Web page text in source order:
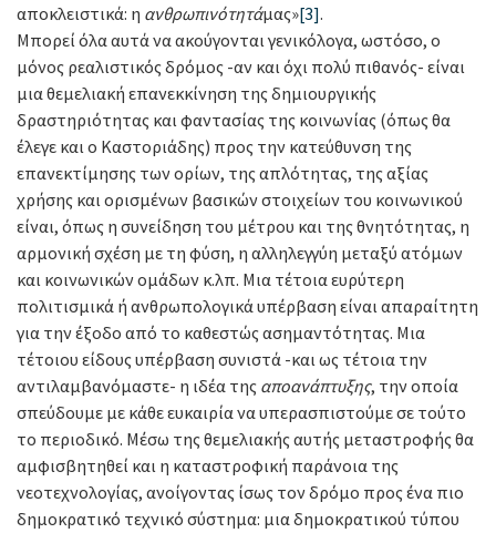
αποκλειστικά: η ανθρωπινότητάμας»[3].
Μπορεί όλα αυτά να ακούγονται γενικόλογα, ωστόσο, ο
μόνος ρεαλιστικός δρόμος -αν και όχι πολύ πιθανός- είναι
μια θεμελιακή επανεκκίνηση της δημιουργικής
δραστηριότητας και φαντασίας της κοινωνίας (όπως θα
έλεγε και ο Καστοριάδης) προς την κατεύθυνση της
επανεκτίμησης των ορίων, της απλότητας, της αξίας
χρήσης και ορισμένων βασικών στοιχείων του κοινωνικού
είναι, όπως η συνείδηση του μέτρου και της θνητότητας, η
αρμονική σχέση με τη φύση, η αλληλεγγύη μεταξύ ατόμων
και κοινωνικών ομάδων κ.λπ. Μια τέτοια ευρύτερη
πολιτισμικά ή ανθρωπολογικά υπέρβαση είναι απαραίτητη
για την έξοδο από το καθεστώς ασημαντότητας. Μια
τέτοιου είδους υπέρβαση συνιστά -και ως τέτοια την
αντιλαμβανόμαστε- η ιδέα της αποανάπτυξης, την οποία
σπεύδουμε με κάθε ευκαιρία να υπερασπιστούμε σε τούτο
το περιοδικό. Μέσω της θεμελιακής αυτής μεταστροφής θα
αμφισβητηθεί και η καταστροφική παράνοια της
νεοτεχνολογίας, ανοίγοντας ίσως τον δρόμο προς ένα πιο
δημοκρατικό τεχνικό σύστημα: μια δημοκρατικού τύπου